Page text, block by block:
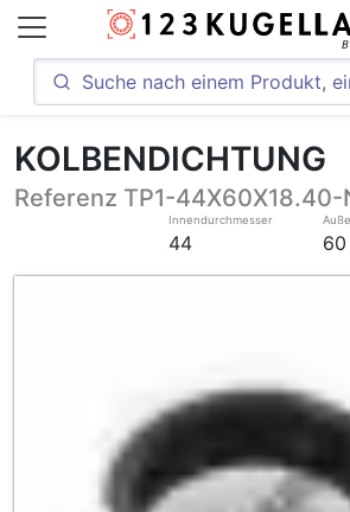
KOLBENDICHTUNG
Referenz TP1-44X60X18.40-
Innendurchmesser
44 60